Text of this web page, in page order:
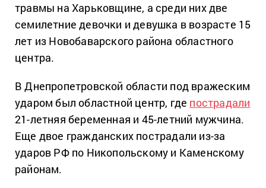
травмы на Харьковщине, а среди них две
семилетние девочки и девушка в возрасте 15
лет из Новобаварского района областного
центра.
В Днепропетровской области под вражеским
ударом был областной центр, где пострадали
21-летняя беременная и 45-летний мужчина.
Еще двое гражданских пострадали из-за
ударов РФ по Никопольскому и Каменскому
районам.